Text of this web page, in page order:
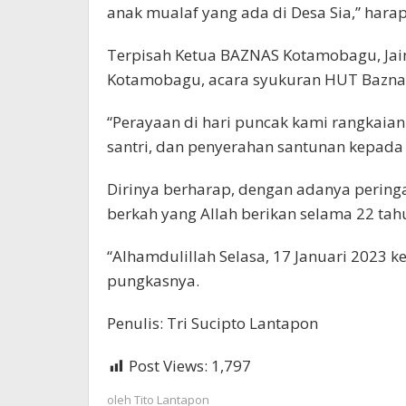
anak mualaf yang ada di Desa Sia,”
Terpisah Ketua BAZNAS Kotamobagu,
Kotamobagu, acara syukuran HUT
“Perayaan di hari puncak kami
santri, dan penyerahan santunan
Dirinya berharap, dengan adanya
berkah yang Allah berikan selama 22
“Alhamdulillah Selasa, 17 Januari 2023
pungkasnya.
Penulis: Tri Sucipto Lantapon
Post Views: 1,797
oleh Tito Lantapon